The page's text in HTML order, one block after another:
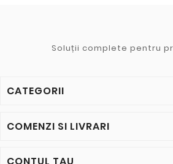
Soluții complete pentru
CATEGORII
COMENZI SI LIVRARI
CONTUL TAU